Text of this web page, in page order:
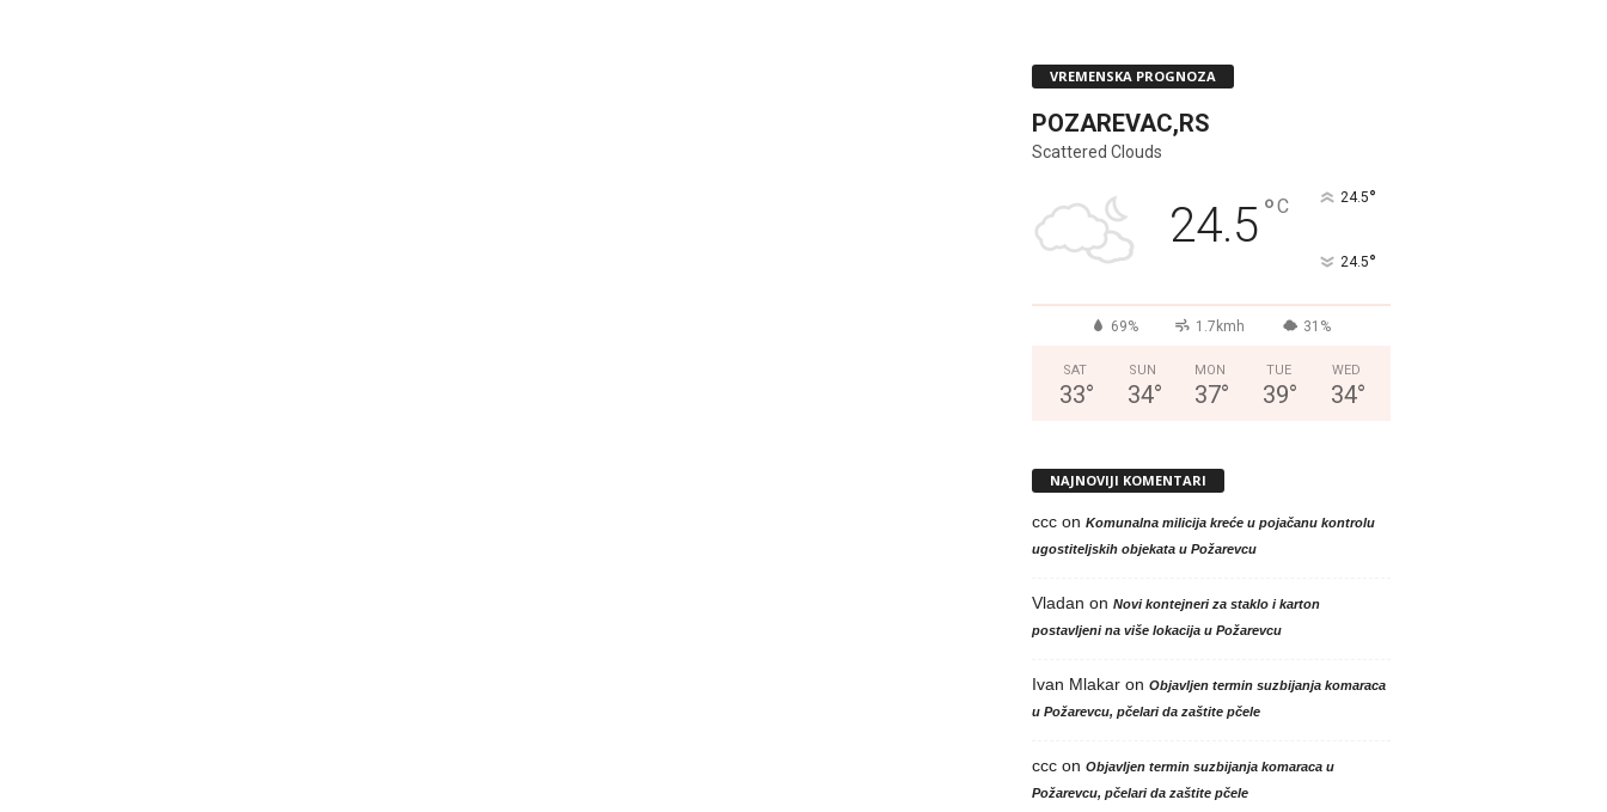
VREMENSKA PROGNOZA
POZAREVAC,RS
Scattered Clouds
24.5°C 24.5°
24.5°
69% 1.7kmh 31%
SAT
33°
SUN
34°
MON
37°
TUE
39°
WED
34°
NAJNOVIJI KOMENTARI
cccon Komunalna milicija kreće u pojačanu kontrolu
ugostiteljskih objekata u Požarevcu
Vladan on Novi kontejneri za staklo i karton
postavljeni na više lokacija u Požarevcu
Ivan Mlakaron Objavljen termin suzbijanja komaraca
u Požarevcu, pčelari da zaštite pčele
cccon Objavljen termin suzbijanja komaraca u
Požarevcu, pčelari da zaštite pčele